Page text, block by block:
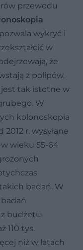
przewodu
wykryć i
w
że
z polipów,
tak istotne w
W
kolonoskopia
r. wysyłane
wieku 55-64
badań. W
budżetu
110 tys.
niż w latach